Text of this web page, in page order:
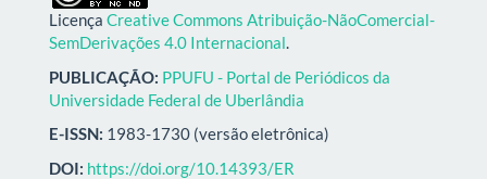
Licença Creative Commons Atribuição-NãoComercial-
SemDerivações 4.0 Internacional.
PUBLICAÇÃO: PPUFU - Portal de Periódicos da
Universidade Federal de Uberlândia
E-ISSN: 1983-1730 (versão eletrônica)
DOI: https://doi.org/10.14393/ER